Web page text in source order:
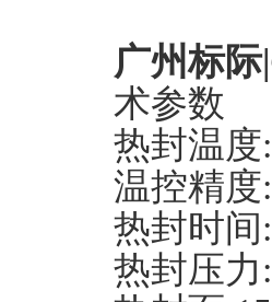
广州标
术参数
热封温
温控精
热封时间
热封压力